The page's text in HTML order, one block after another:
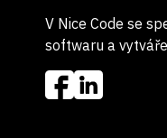
V Nice Code se
softwaru a